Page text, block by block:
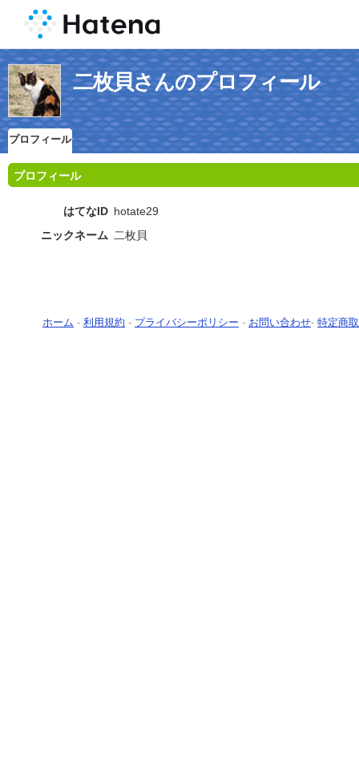
二枚貝さんのプロフィール
プロフィール
プロフィール
はてなID hotate29
ニックネーム 二枚貝
ホーム - 利用規約 - プライバシーポリシー - お問い合わせ- 特定商